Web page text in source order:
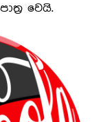
වෙයි.